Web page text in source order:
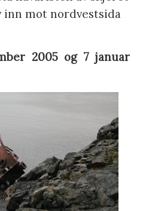
mot nordvestsida
2005 og 7 januar